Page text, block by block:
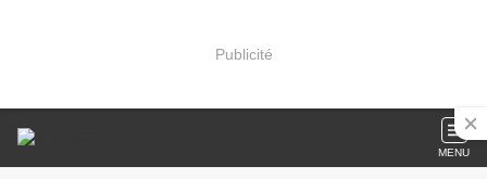
Publicité
MENU